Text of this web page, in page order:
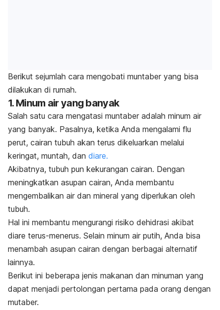
Berikut sejumlah cara mengobati muntaber yang bisa
dilakukan di rumah.
1. Minum air yang banyak
Salah satu cara mengatasi muntaber adalah minum air
yang banyak. Pasalnya, ketika Anda mengalami flu
perut, cairan tubuh akan terus dikeluarkan melalui
keringat, muntah, dan diare.
Akibatnya, tubuh pun kekurangan cairan. Dengan
meningkatkan asupan cairan, Anda membantu
mengembalikan air dan mineral yang diperlukan oleh
tubuh.
Hal ini membantu mengurangi risiko dehidrasi akibat
diare terus-menerus. Selain minum air putih, Anda bisa
menambah asupan cairan dengan berbagai alternatif
lainnya.
Berikut ini beberapa jenis makanan dan minuman yang
dapat menjadi pertolongan pertama pada orang dengan
mutaber.